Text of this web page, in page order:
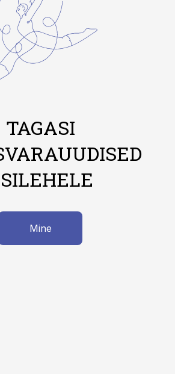
TAGASI
Mine